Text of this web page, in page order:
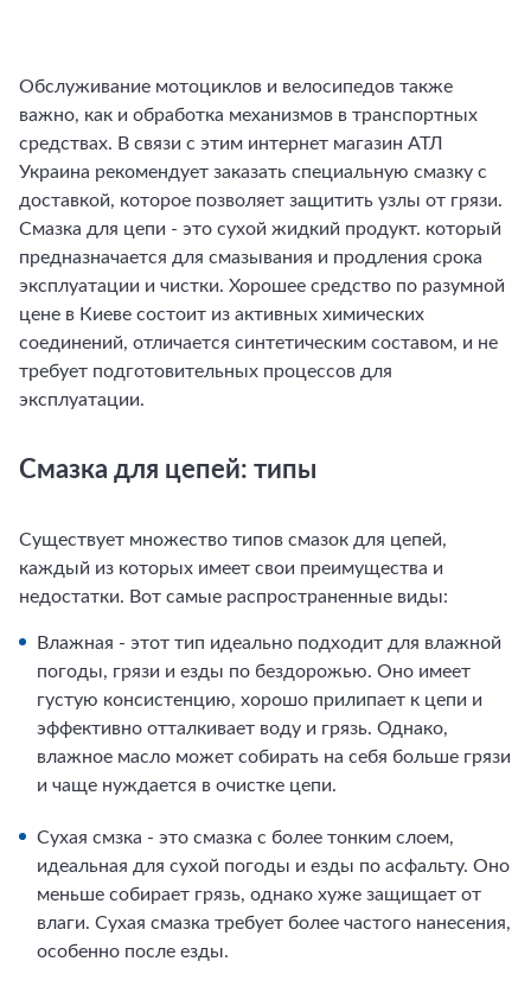
Обслуживание мотоциклов и велосипедов также
важно, как и обработка механизмов в транспортных
средствах. В связи с этим интернет магазин АТЛ
Украина рекомендует заказать специальную смазку с
доставкой, которое позволяет защитить узлы от грязи.
Смазка для цепи - это сухой жидкий продукт. который
предназначается для смазывания и продления срока
эксплуатации и чистки. Хорошее средство по разумной
цене в Киеве состоит из активных химических
соединений, отличается синтетическим составом, и не
требует подготовительных процессов для
эксплуатации.
Смазка для цепей: типы
Существует множество типов смазок для цепей,
каждый из которых имеет свои преимущества и
недостатки. Вот самые распространенные виды:
Влажная - этот тип идеально подходит для влажной
погоды, грязи и езды по бездорожью. Оно имеет
густую консистенцию, хорошо прилипает к цепи и
эффективно отталкивает воду и грязь. Однако,
влажное масло может собирать на себя больше грязи
и чаще нуждается в очистке цепи.
Сухая смзка - это смазка с более тонким слоем,
идеальная для сухой погоды и езды по асфальту. Оно
меньше собирает грязь, однако хуже защищает от
влаги. Сухая смазка требует более частого нанесения,
особенно после езды.